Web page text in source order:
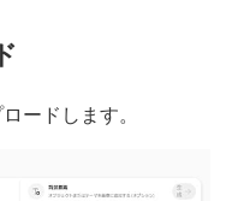
ードします。